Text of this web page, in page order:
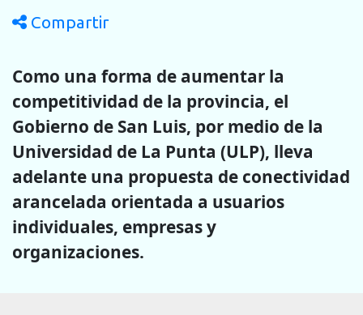
Compartir
Como una forma de aumentar la
competitividad de la provincia, el
Gobierno de San Luis, por medio de la
Universidad de La Punta (ULP), lleva
adelante una propuesta de conectividad
arancelada orientada a usuarios
individuales, empresas y
organizaciones.